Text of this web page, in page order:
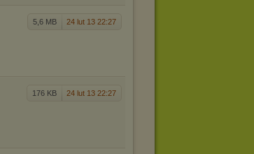
5,6 MB 24 lut 13 22:27
176 KB 24 lut 13 22:27